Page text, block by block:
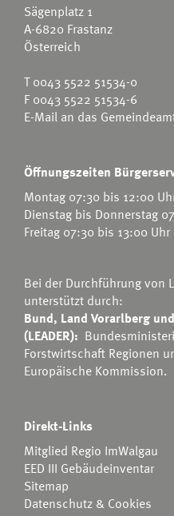
Sägenplatz 1
A-6820 Frastanz
Österreich
T0043 5522 51534-0
F 0043 5522 51534-6
E-Mail an das
Öffnungszeiten
Montag 07:30 bis 12:00
Dienstag bis Donnerstag
Freitag 07:30 bis 13:00 Uhr
Bei der Durchführung von
unterstützt durch:
Bund, Land Vorarlberg
(LEADER):
Forstwirtschaft Regionen
Europäische Kommission.
Direkt-Links
Mitglied Regio ImWalgau
EED III Gebäudeinventar
Sitemap
Datenschutz & Cookies